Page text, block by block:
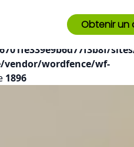
null to parameter #3
is deprecated in
wordfence/wf-
1896
Obtenir